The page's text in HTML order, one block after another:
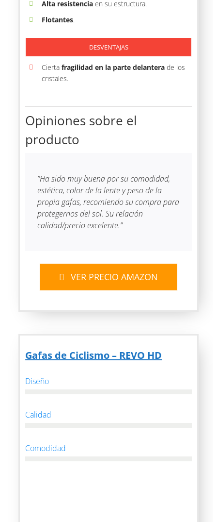
Alta resistenciaen su estructura.
Flotantes.
DESVENTAJAS
Cierta fragilidad en la parte delanterade los
cristales.
Opiniones sobre el
producto
“Ha sido muy buena por su comodidad,
estética, color de la lente y peso de la
propia gafas, recomiendo su compra para
protegernos del sol. Su relación
calidad/precio excelente.”
VER PRECIO AMAZON
Gafas de Ciclismo – REVO HD
Diseño
Calidad
Comodidad